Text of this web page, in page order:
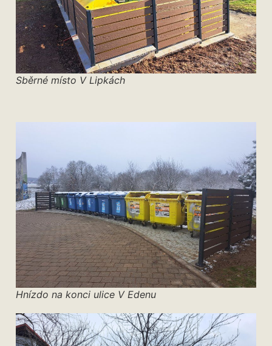
Sběrné místo V Lipkách
Hnízdo na konci ulice V Edenu